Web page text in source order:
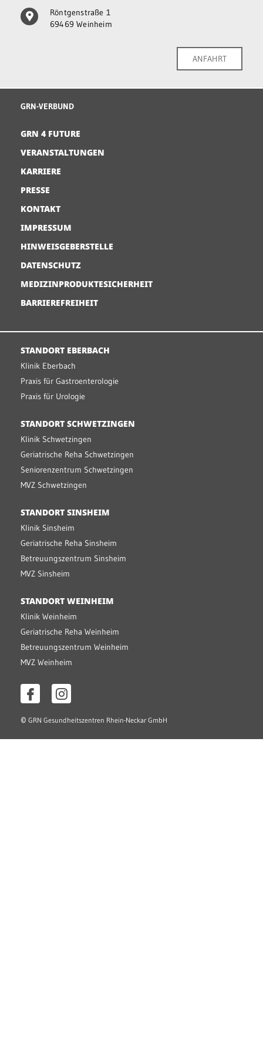
Röntgenstraße 1
69469 Weinheim
ANFAHRT
GRN-VERBUND
GRN 4 FUTURE
VERANSTALTUNGEN
KARRIERE
PRESSE
KONTAKT
IMPRESSUM
HINWEISGEBERSTELLE
DATENSCHUTZ
MEDIZINPRODUKTESICHERHEIT
BARRIEREFREIHEIT
STANDORT EBERBACH
Klinik Eberbach
Praxis für Gastroenterologie
Praxis für Urologie
STANDORT SCHWETZINGEN
Klinik Schwetzingen
Geriatrische Reha Schwetzingen
Seniorenzentrum Schwetzingen
MVZ Schwetzingen
STANDORT SINSHEIM
Klinik Sinsheim
Geriatrische Reha Sinsheim
Betreuungszentrum Sinsheim
MVZ Sinsheim
STANDORT WEINHEIM
Klinik Weinheim
Geriatrische Reha Weinheim
Betreuungszentrum Weinheim
MVZ Weinheim
© GRN Gesundheitszentren Rhein-Neckar GmbH